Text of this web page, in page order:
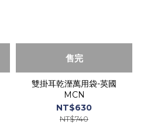
售完
雙掛耳乾溼萬用袋-英國
MCN
NT$630
NT$740